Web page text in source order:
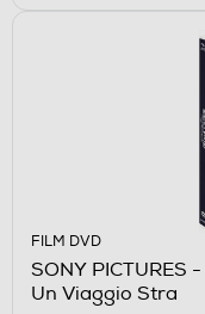
FILM DVD
SONY PICTURES
Un Viaggio Stra